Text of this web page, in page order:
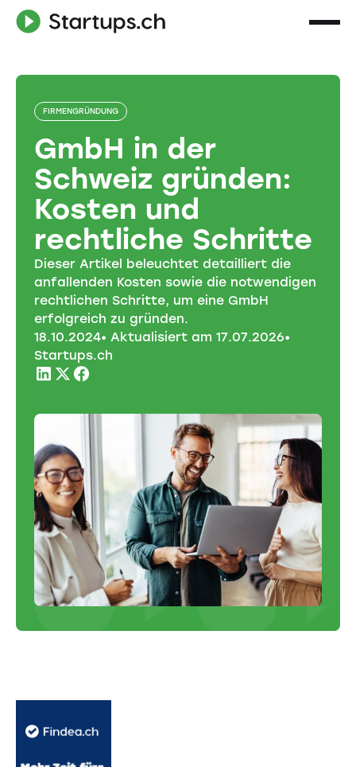
FIRMENGRÜNDUNG
GmbH in der
Schweiz gründen:
Kosten und
rechtliche Schritte
Dieser Artikel beleuchtet detailliert die
anfallenden Kosten sowie die notwendigen
rechtlichen Schritte, um eine GmbH
erfolgreich zu gründen.
18.10.2024• Aktualisiert am 17.07.2026•
Startups.ch